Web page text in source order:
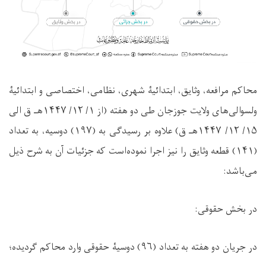
محاکم مرافعه، وثايق، ابتدائیۀ شهرى، نظامی، اختصاصی و ابتدائیۀ
ولسوالى‌های ولایت جوزجان طی دو هفته (از ۱/۱۲/ ۱۴۴۷هـ ق الى
۱۵/ ۱۲/ ۱۴۴۷هـ ق) علاوه بر رسيدگی به ( ۱۹۷) دوسیه، به تعداد
(۱۴۱) قطعه وثایق را نیز اجرا نموده‌است که جزئیات آن به شرح ذیل
می‌باشد:
در بخش حقوقی:
در جریان دو هفته به تعداد (۹۶) دوسیۀ حقوقی وارد محاکم گردیده؛